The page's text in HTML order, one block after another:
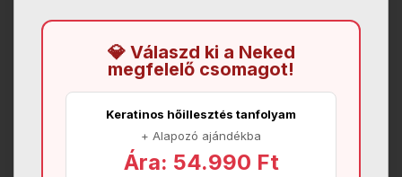
💎 Válaszd ki a Neked
megfelelő csomagot!
Keratinos hőillesztés tanfolyam
+ Alapozó ajándékba
Ára: 54.990 Ft